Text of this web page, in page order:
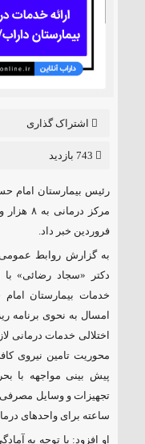
اشتراک گذاری
رئیس بیمارستان امام
فروردین خبر داد.
به گزارش روابط
دکتر «سجاد رضائی»
خدمات بیمارستان
امسال به نحوی برنامه
اختلالی خدمات درمانی
محوریت تامین نیروی
پیش بینی مواجهه با
ساعته برای واحدهای
او افزود: با توجه به